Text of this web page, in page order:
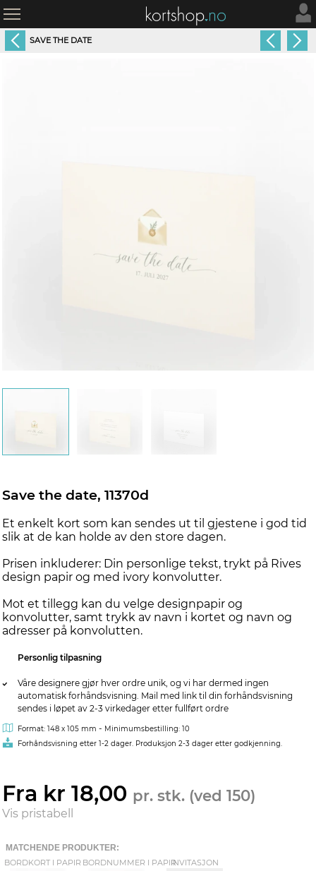
SAVE THE DATE
Save the date, 11370d
Et enkelt kort som kan sendes ut til gjestene i god tid
slik at de kan holde av den store dagen.
Prisen inkluderer: Din personlige tekst, trykt på Rives
design papir og med ivory konvolutter.
Mot et tillegg kan du velge designpapir og
konvolutter, samt trykk av navn i kortet og navn og
adresser på konvolutten.
Personlig tilpasning
Våre designere gjør hver ordre unik, og vi har dermed ingen
automatisk forhåndsvisning. Mail med link til din forhåndsvisning
sendes i løpet av 2-3 virkedager etter fullført ordre
Format: 148 x 105 mm - Minimumsbestilling: 10
Forhåndsvisning etter 1-2 dager. Produksjon 2-3 dager etter godkjenning.
Fra kr 18,00 pr. stk. (ved 150)
Vis pristabell
MATCHENDE PRODUKTER:
BORDKORT I PAPIR BORDNUMMER I PAPIRINVITASJON